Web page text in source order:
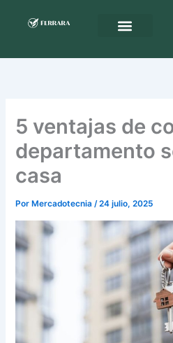
5 ventajas de
departamento
casa
Por Mercadotecnia/24 julio, 2025